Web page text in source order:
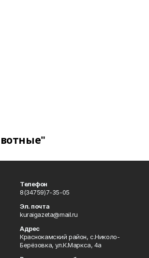
Телефон
8(34759)7-35-05
Эл. почта
kuraigazeta@mail.ru
Адрес
Краснокамский район, с.Николо-
Берёзовка, ул.К.Маркса, 4а